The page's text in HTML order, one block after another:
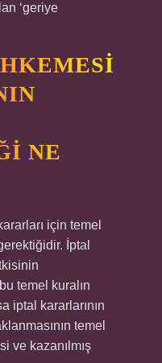
‘geriye
NE
için temel
İptal
temel kuralın
iptal kararlarının
temel
ve kazanılmış